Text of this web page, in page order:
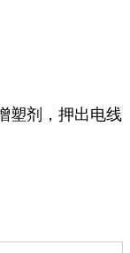
塑剂，押出电线